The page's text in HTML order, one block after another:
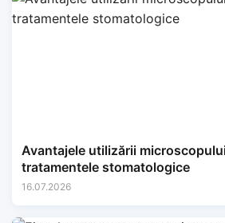
Avantajele utilizării
tratamentele stomatologice
16.07.2026